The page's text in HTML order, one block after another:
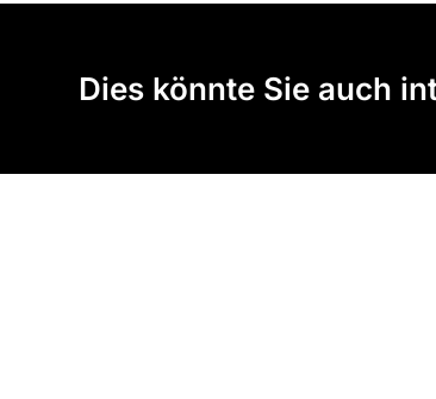
Dies könnte Sie auch